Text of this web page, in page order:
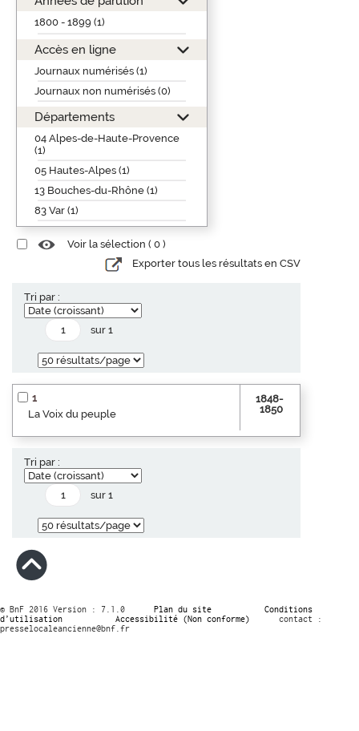
1800 - 1899 (1)
Accès en ligne
Journaux numérisés (1)
Journaux non numérisés (0)
Départements
04 Alpes-de-Haute-Provence
(1)
05 Hautes-Alpes (1)
13 Bouches-du-Rhône (1)
83 Var (1)
Voir la sélection ( 0 )
Exporter tous les résultats en CSV
Tri par :
sur 1
1
La Voix du peuple
1848-
1850
Tri par :
sur 1
© BnF 2016 Version : 7.1.0 Plan du site
Conditions
d’utilisation
Accessibilité (Non conforme)
contact :
presselocaleancienne@bnf.fr